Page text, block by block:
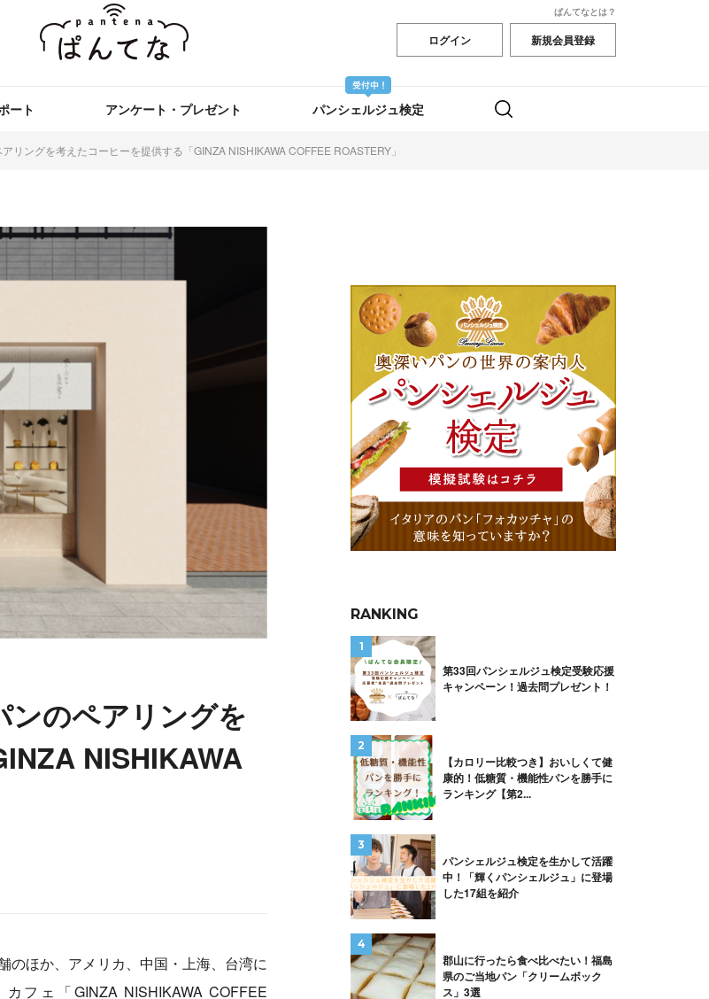
ぱんてなとは？
ログイン 新規会員登録
ート アンケート・プレゼント パンシェルジュ検定
リングを考えたコーヒーを提供する「GINZA NISHIKAWA COFFEE ROASTERY」
ンのペアリングを
NISHIKAWA
のほか、アメリカ、中国・上海、台湾に
ェ「GINZA NISHIKAWA COFFEE
RANKING
第33回パンシェルジュ検定受験応援
キャンペーン！過去問プレゼント！
【カロリー比較つき】おいしくて健
康的！低糖質・機能性パンを勝手に
ランキング【第2...
パンシェルジュ検定を生かして活躍
中！「輝くパンシェルジュ」に登場
した17組を紹介
郡山に行ったら食べ比べたい！福島
県のご当地パン「クリームボック
ス」3選